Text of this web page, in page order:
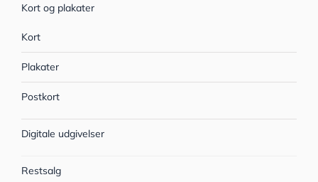
Kort og plakater
Kort
Plakater
Postkort
Digitale udgivelser
Restsalg